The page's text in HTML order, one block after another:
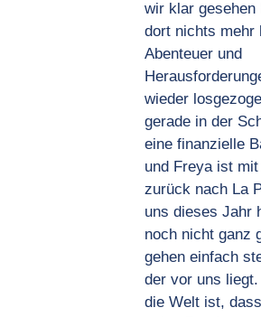
wir klar gesehen
dort nichts mehr
Abenteuer und
wieder
gerade in der
eine finanzielle
und Freya ist
zurück nach La
uns dieses Jahr
noch nicht ganz
gehen einfach
der vor uns
die Welt ist,